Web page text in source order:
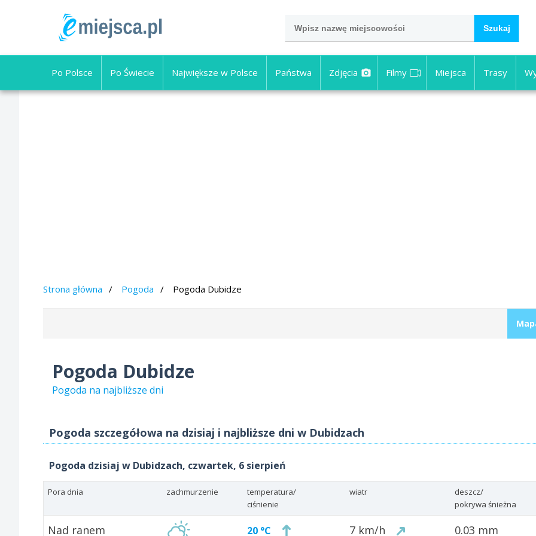
Po Polsce Po Świecie Największe w Polsce Państwa Zdjęcia Filmy Miejsca Trasy
Strona główna Pogoda Pogoda Dubidze
Pogoda Dubidze
Pogoda na najbliższe dni
Pogoda szczegółowa na dzisiaj i najbliższe dni w Dubidzach
Pogoda dzisiaj w Dubidzach, czwartek, 6 sierpień
Pora dnia zachmurzenie
temperatura/
ciśnienie
wiatr
deszcz/
pokrywa śnieżna
Nad ranem 20 °C 7 km/h
0.03 mm